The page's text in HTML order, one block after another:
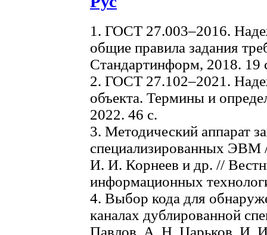
1. ГОСТ 27.003–2016.
общие правила задания
Стандартинформ, 2018. 19
2. ГОСТ 27.102–2021.
объекта. Термины и
2022. 46 с.
3. Методический аппарат
специализированных
И. И. Корнеев и др. //
информационных
4. Выбор кода для
каналах дублированной